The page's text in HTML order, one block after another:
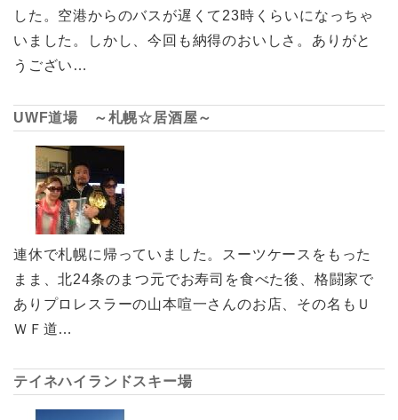
した。空港からのバスが遅くて23時くらいになっちゃ
いました。しかし、今回も納得のおいしさ。ありがと
うござい…
UWF道場 ～札幌☆居酒屋～
連休で札幌に帰っていました。スーツケースをもった
まま、北24条のまつ元でお寿司を食べた後、格闘家で
ありプロレスラーの山本喧一さんのお店、その名もＵ
ＷＦ道…
テイネハイランドスキー場